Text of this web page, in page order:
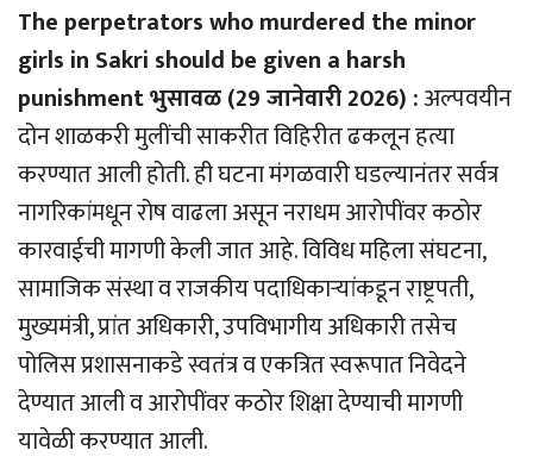
The perpetrators who murdered the minor
girls in Sakri should be given a harsh
punishment भुसावळ (29 जानेवारी 2026) :अल्पवयीन
दोन शाळकरी मुलींची साकरीत विहिरीत ढकलून हत्या
करण्यात आली होती. ही घटना मंगळवारी घडल्यानंतर सर्वत्र
नागरिकांमधून रोष वाढला असून नराधम आरोपींवर कठोर
कारवाईची मागणी केली जात आहे. विविध महिला संघटना,
सामाजिक संस्था व राजकीय पदाधिकार्‍यांकडून राष्ट्रपती,
मुख्यमंत्री, प्रांत अधिकारी, उपविभागीय अधिकारी तसेच
पोलिस प्रशासनाकडे स्वतंत्र व एकत्रित स्वरूपात निवेदने
देण्यात आली व आरोपींवर कठोर शिक्षा देण्याची मागणी
यावेळी करण्यात आली.